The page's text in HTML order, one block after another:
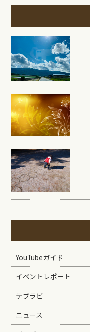
YouTubeガイド
イベントレポート
テブラビ
ニュース